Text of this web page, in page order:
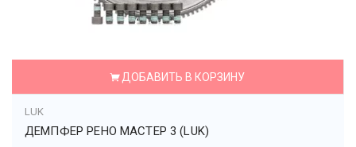
ДОБАВИТЬ В КОРЗИНУ
LUK
ДЕМПФЕР РЕНО МАСТЕР 3 (LUK)